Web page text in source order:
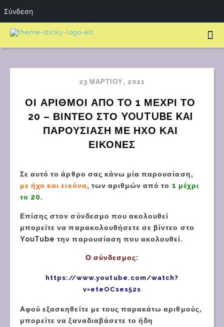
23 ΜΑΡΤΊΟΥ, 2021
ΟΙ ΑΡΙΘΜΟΙ ΑΠΟ ΤΟ 1 ΜΕΧΡΙ ΤΟ
20 – ΒΙΝΤΕΟ ΣΤΟ YOUTUBE KAI
ΠΑΡΟΥΣΙΑΣΗ ΜΕ ΗΧΟ ΚΑΙ
ΕΙΚΟΝΕΣ
Σε αυτό το άρθρο σας κάνω μία παρουσίαση,
με ήχο και εικόνα, των αριθμών από το 1 μέχρι
το 20.
Επίσης στον σύνδεσμο που ακολουθεί
μπορείτε να παρακολουθήσετε σε βίντεο στο
YouTube την παρουσίαση που ακολουθεί.
Ο σύνδεσμος:
https://www.youtube.com/watch?
v=eteOCses52s
Αφού εξασκηθείτε με τους παρακάτω αριθμούς,
μπορείτε να ξαναδιαβάσετε το ήδη
Σύνδεση